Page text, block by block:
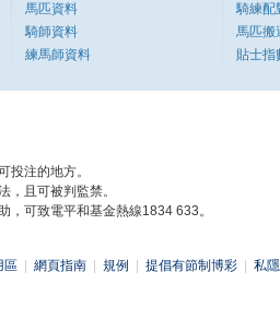
馬匹資料
騎師資料
練馬師資料
騎練配
馬匹搬
貼士指
投注的地方。
，且可被判監禁。
，可致電平和基金熱線1834 633。
區 網頁指南 規例 提倡有節制博彩 私